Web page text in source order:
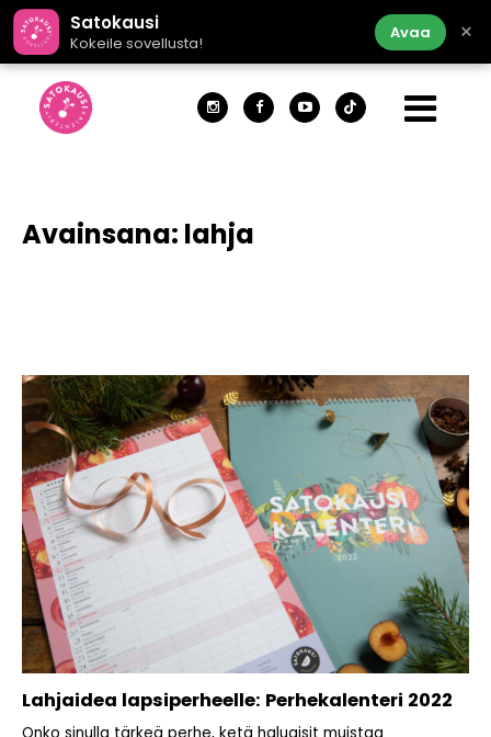
Satokausi
Kokeile sovellusta!
Avaa ×
Avainsana: lahja
Lahjaidea lapsiperheelle: Perhekalenteri 2022